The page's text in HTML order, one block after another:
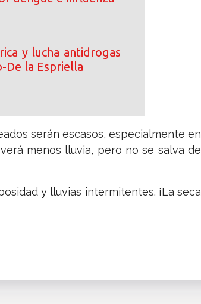
y lucha antidrogas
De la Espriella
serán escasos, especialmente en
verá menos lluvia, pero no se salva de
y lluvias intermitentes. ¡La seca